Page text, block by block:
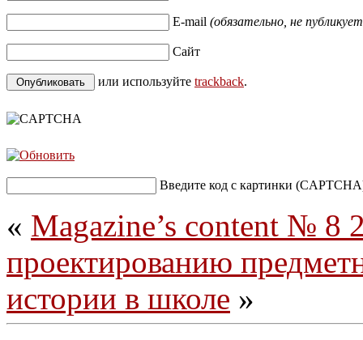
E-mail (обязательно, не
Сайт
или используйте trackback.
Введите код с картинки
« Magazine’s content № 8
проектированию
истории в школе »